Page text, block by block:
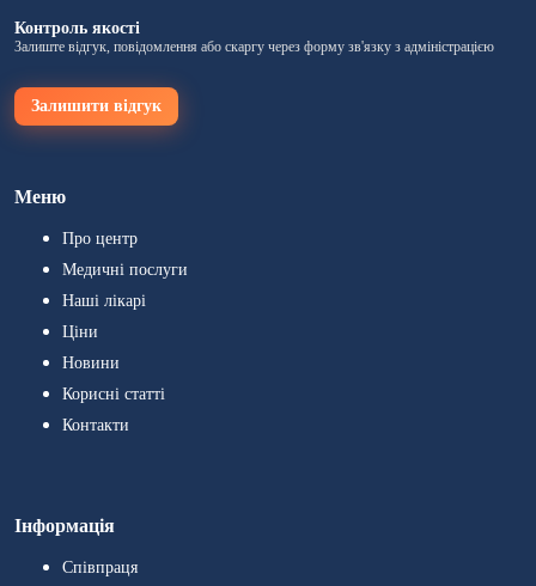
Контроль якості
Залиште відгук, повідомлення або скаргу через форму зв'язку з адміністрацією
Залишити відгук
Меню
Про центр
Медичні послуги
Наші лікарі
Ціни
Новини
Корисні статті
Контакти
Інформація
Співпраця